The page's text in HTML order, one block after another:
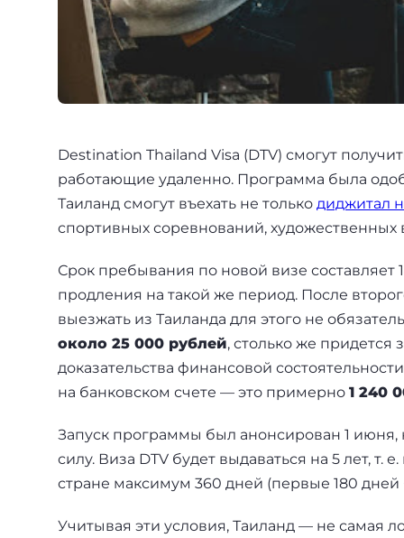
Destination Thailand Visa (DTV) смогут
работающие удаленно. Программа была
Таиланд смогут въехать не только диджитал
спортивных соревнований, художественных
Срок пребывания по новой визе
продления на такой же период. После
выезжать из Таиланда для этого не
около 25 000 рублей, столько же придется
доказательства финансовой
на банковском счете — это примерно 1 240
Запуск программы был анонсирован 1 июня,
силу. Виза DTV будет выдаваться на 5 лет, т.
стране максимум 360 дней (первые 180 дней
Учитывая эти условия, Таиланд — не самая
+7(499)938-68-05
Whatsapp
Дания
Словакия
Аргентина
Канада
Парагвай
Другие страны
ОАЭ
Таиланд